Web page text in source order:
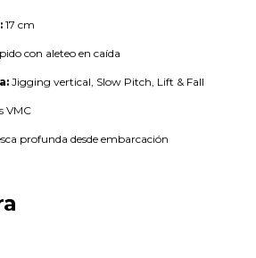
17 cm
con aleteo en caída
Jigging vertical, Slow Pitch, Lift & Fall
VMC
profunda desde embarcación